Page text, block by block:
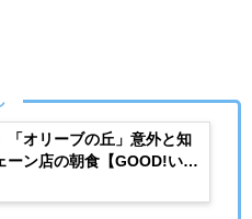
「オリーブの丘」意外と知
ーン店の朝食【GOOD!いち